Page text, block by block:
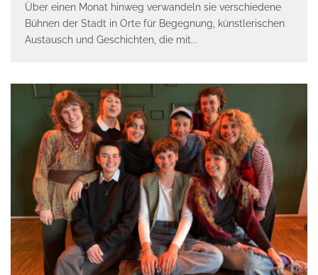
Über einen Monat hinweg verwandeln sie verschiedene
Bühnen der Stadt in Orte für Begegnung, künstlerischen
Austausch und Geschichten, die mit...